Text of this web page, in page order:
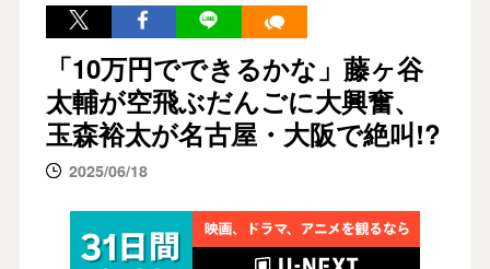
「10万円でできるかな」藤ヶ谷
太輔が空飛ぶだんごに大興奮、
玉森裕太が名古屋・大阪で絶叫!?
2025/06/18